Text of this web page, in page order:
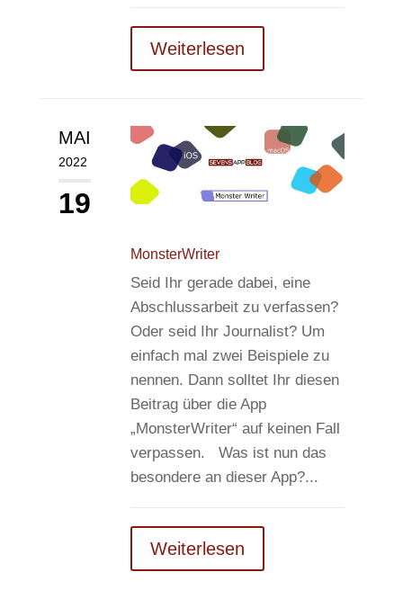
Weiterlesen
MAI
2022
19
MonsterWriter
Seid Ihr gerade dabei, eine
Abschlussarbeit zu verfassen?
Oder seid Ihr Journalist? Um
einfach mal zwei Beispiele zu
nennen. Dann solltet Ihr diesen
Beitrag über die App
„MonsterWriter“ auf keinen Fall
verpassen. Was ist nun das
besondere an dieser App?...
Weiterlesen